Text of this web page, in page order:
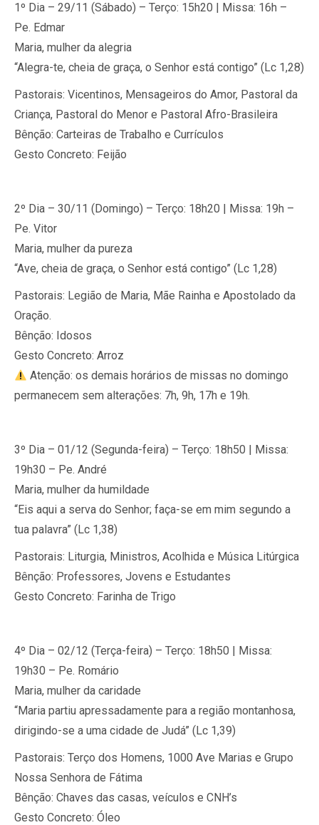
1º Dia – 29/11 (Sábado) – Terço: 15h20 | Missa: 16h –
Pe. Edmar
Maria, mulher da alegria
“Alegra-te, cheia de graça, o Senhor está contigo” (Lc 1,28)
Pastorais: Vicentinos, Mensageiros do Amor, Pastoral da
Criança, Pastoral do Menor e Pastoral Afro-Brasileira
Bênção: Carteiras de Trabalho e Currículos
Gesto Concreto: Feijão
2º Dia – 30/11 (Domingo) – Terço: 18h20 | Missa: 19h –
Pe. Vitor
Maria, mulher da pureza
“Ave, cheia de graça, o Senhor está contigo” (Lc 1,28)
Pastorais: Legião de Maria, Mãe Rainha e Apostolado da
Oração.
Bênção: Idosos
Gesto Concreto: Arroz
Atenção: os demais horários de missas no domingo
permanecem sem alterações: 7h, 9h, 17h e 19h.
3º Dia – 01/12 (Segunda-feira) – Terço: 18h50 | Missa:
19h30 – Pe. André
Maria, mulher da humildade
“Eis aqui a serva do Senhor; faça-se em mim segundo a
tua palavra” (Lc 1,38)
Pastorais: Liturgia, Ministros, Acolhida e Música Litúrgica
Bênção: Professores, Jovens e Estudantes
Gesto Concreto: Farinha de Trigo
4º Dia – 02/12 (Terça-feira) – Terço: 18h50 | Missa:
19h30 – Pe. Romário
Maria, mulher da caridade
“Maria partiu apressadamente para a região montanhosa,
dirigindo-se a uma cidade de Judá” (Lc 1,39)
Pastorais: Terço dos Homens, 1000 Ave Marias e Grupo
Nossa Senhora de Fátima
Bênção: Chaves das casas, veículos e CNH’s
Gesto Concreto: Óleo